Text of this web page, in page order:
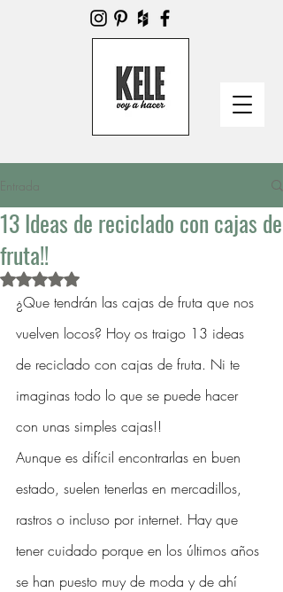
Entrada
13 Ideas de reciclado con cajas de
fruta!!
Obtuvo NaN de 5 estrellas.
¿Que tendrán las cajas de fruta que nos
vuelven locos? Hoy os traigo 13 ideas
de reciclado con cajas de fruta. Ni te
imaginas todo lo que se puede hacer
con unas simples cajas!!
Aunque es difícil encontrarlas en buen
estado, suelen tenerlas en mercadillos,
rastros o incluso por internet. Hay que
tener cuidado porque en los últimos años
se han puesto muy de moda y de ahí